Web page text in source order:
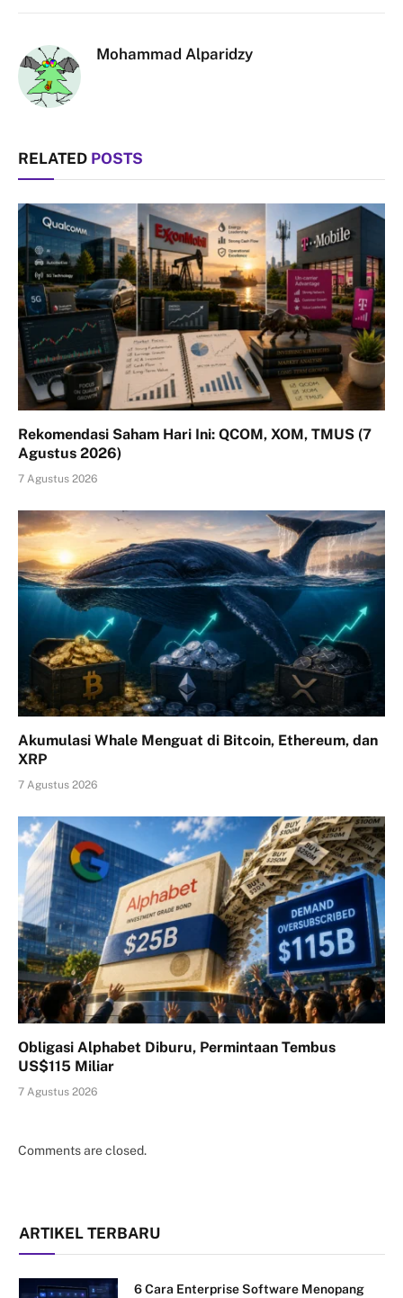
Mohammad Alparidzy
RELATED POSTS
Rekomendasi Saham Hari Ini: QCOM, XOM, TMUS (7
Agustus 2026)
7 Agustus 2026
Akumulasi Whale Menguat di Bitcoin, Ethereum, dan
XRP
7 Agustus 2026
Obligasi Alphabet Diburu, Permintaan Tembus
US$115 Miliar
7 Agustus 2026
Comments are closed.
ARTIKEL TERBARU
6 Cara Enterprise Software Menopang